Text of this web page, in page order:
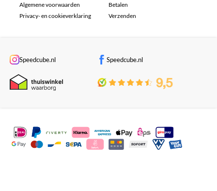
Algemene voorwaarden
Privacy- en cookieverklaring
Betalen
Verzenden
Speedcube.nl Speedcube.nl